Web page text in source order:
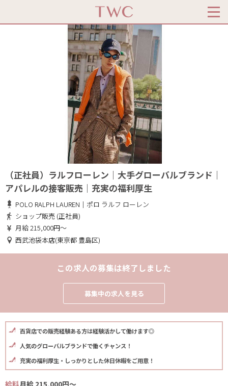
（正社員）ラルフローレン｜大手グローバルブランド｜
アパレルの接客販売｜充実の福利厚生
POLO RALPH LAUREN｜ポロ ラルフ ローレン
ショップ販売 (正社員)
月給 215,000円～
西武池袋本店(東京都 豊島区)
この求人の募集は終了しました
募集中の求人を見る
百貨店での販売経験ある方は経験活かして働けます◎
人気のグローバルブランドで働くチャンス！
充実の福利厚生・しっかりとした休日休暇をご用意！
給料月給 215,000円～